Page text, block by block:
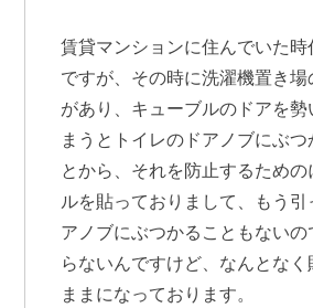
賃貸マンションに住んでいた
ですが、その時に洗濯機置き
があり、キューブルのドアを
まうとトイレのドアノブにぶ
とから、それを防止するため
ルを貼っておりまして、もう
アノブにぶつかることもない
らないんですけど、なんとな
ままになっております。